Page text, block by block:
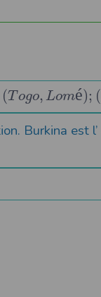
(T ogo, Lomé); (
Burkina est l’